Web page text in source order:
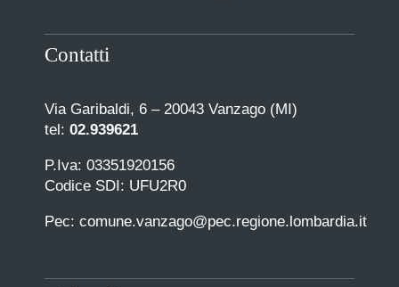
Contatti
Via Garibaldi, 6 – 20043 Vanzago (MI)
tel: 02.939621
P.Iva: 03351920156
Codice SDI: UFU2R0
Pec: comune.vanzago@pec.regione.lombardia.it